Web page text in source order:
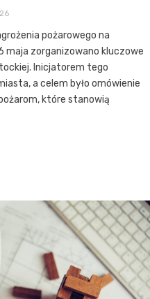
pożarowego na
maja zorganizowano kluczowe
Inicjatorem tego
a celem było omówienie
które stanowią